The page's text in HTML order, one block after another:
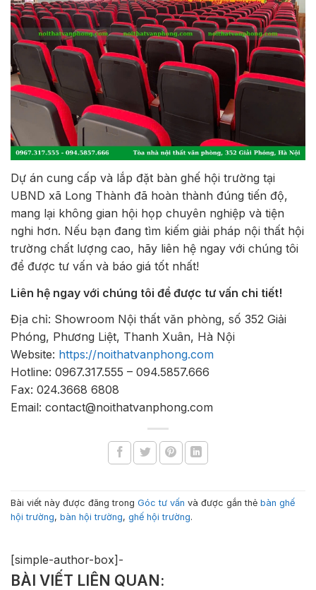
Dự án cung cấp và lắp đặt bàn ghế hội trường tại
UBND xã Long Thành đã hoàn thành đúng tiến độ,
mang lại không gian hội họp chuyên nghiệp và tiện
nghi hơn. Nếu bạn đang tìm kiếm giải pháp nội thất hội
trường chất lượng cao, hãy liên hệ ngay với chúng tôi
để được tư vấn và báo giá tốt nhất!
Liên hệ ngay với chúng tôi để được tư vấn chi tiết!
Địa chỉ: Showroom Nội thất văn phòng, số 352 Giải
Phóng, Phương Liệt, Thanh Xuân, Hà Nội
Website: https://noithatvanphong.com
Hotline: 0967.317.555 – 094.5857.666
Fax: 024.3668 6808
Email: contact@noithatvanphong.com
Bài viết này được đăng trong Góc tư vấn và được gắn thẻ bàn ghế
hội trường, bàn hội trường, ghế hội trường.
[simple-author-box]-
BÀI VIẾT LIÊN QUAN: